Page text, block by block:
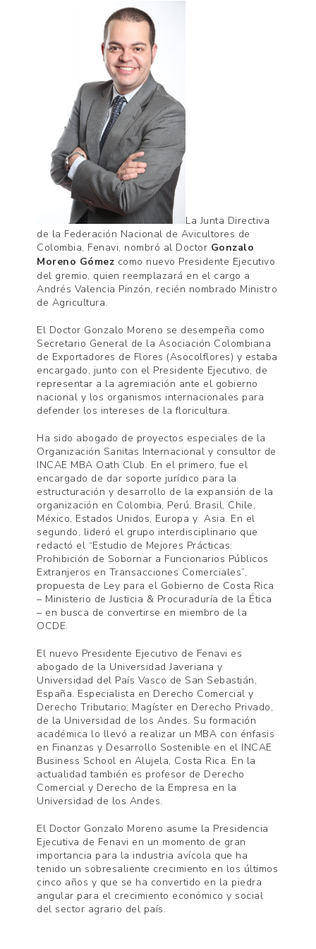
La Junta Directiva
de la Federación Nacional de Avicultores de
Colombia, Fenavi, nombró al Doctor Gonzalo
Moreno Gómez como nuevo Presidente Ejecutivo
del gremio, quien reemplazará en el cargo a
Andrés Valencia Pinzón, recién nombrado Ministro
de Agricultura.
El Doctor Gonzalo Moreno se desempeña como
Secretario General de la Asociación Colombiana
de Exportadores de Flores (Asocolflores) y estaba
encargado, junto con el Presidente Ejecutivo, de
representar a la agremiación ante el gobierno
nacional y los organismos internacionales para
defender los intereses de la floricultura.
Ha sido abogado de proyectos especiales de la
Organización Sanitas Internacional y consultor de
INCAE MBA Oath Club. En el primero, fue el
encargado de dar soporte jurídico para la
estructuración y desarrollo de la expansión de la
organización en Colombia, Perú, Brasil, Chile,
México, Estados Unidos, Europa y Asia. En el
segundo, lideró el grupo interdisciplinario que
redactó el “Estudio de Mejores Prácticas:
Prohibición de Sobornar a Funcionarios Públicos
Extranjeros en Transacciones Comerciales”,
propuesta de Ley para el Gobierno de Costa Rica
– Ministerio de Justicia & Procuraduría de la Ética
– en busca de convertirse en miembro de la
OCDE.
El nuevo Presidente Ejecutivo de Fenavi es
abogado de la Universidad Javeriana y
Universidad del País Vasco de San Sebastián,
España. Especialista en Derecho Co­mercial y
Derecho Tributario; Magíster en Derecho Privado,
de la Universidad de los Andes. Su formación
académica lo llevó a realizar un MBA con énfasis
en Finanzas y Desarrollo Sostenible en el INCAE
Business School en Alujela, Costa Rica. En la
actualidad también es profesor de Derecho
Comercial y Derecho de la Empresa en la
Universidad de los Andes.
El Doctor Gonzalo Moreno asume la Presidencia
Ejecutiva de Fenavi en un momento de gran
importancia para la industria avícola que ha
tenido un sobresaliente crecimiento en los últimos
cinco años y que se ha convertido en la piedra
angular para el crecimiento económico y social
del sector agrario del país.